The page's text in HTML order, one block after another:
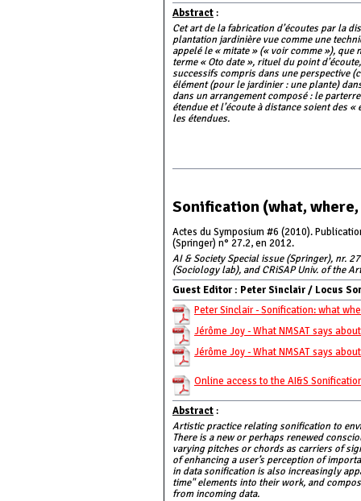
Abstract:
Cet art de la fabrication d’écoutes par la
plantation jardinière vue comme une
appelé le « mitate » (« voir comme »),
terme « Oto date », rituel du point
successifs compris dans une perspective
élément (pour le jardinier : une plante)
dans un arrangement composé : le
étendue et l’écoute à distance soient des
les étendues.
Sonification (what, where,
Actes du Symposium #6 (2010).
(Springer) n° 27.2, en 2012.
AI & Society Special issue (Springer), nr.
(Sociology lab), and CRiSAP Univ. of the
Guest Editor : Peter Sinclair / Locus
Peter Sinclair - Sonification: what
Jérôme Joy - What NMSAT says
Jérôme Joy - What NMSAT says
Online access to the AI&S
Abstract:
Artistic practice relating sonification to
There is a new or perhaps renewed
varying pitches or chords as carriers of
of enhancing a user’s perception of
in data sonification is also increasingly
time" elements into their work, and
from incoming data.